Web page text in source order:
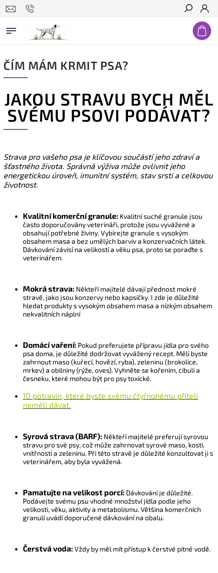
Hledat
ČÍM MÁM KRMIT PSA?
JAKOU STRAVU BYCH MĚL
SVÉMU PSOVI PODÁVAT?
Strava pro vašeho psa je klíčovou součástí jeho zdraví a
šťastného života. Správná výživa může ovlivnit jeho
energetickou úroveň, imunitní systém, stav srsti a celkovou
životnost.
Kvalitní komerční granule: Kvalitní suché granule jsou
často doporučovány veterináři, protože jsou vyvážené a
obsahují potřebné živiny. Vybírejte granule s vysokým
obsahem masa a bez umělých barviv a konzervačních látek.
Dávkování závisí na velikosti a věku psa, proto se poraďte s
veterinářem.
Mokrá strava: Někteří majitelé dávají přednost mokré
stravě, jako jsou konzervy nebo kapsičky. I zde je důležité
hledat produkty s vysokým obsahem masa a nízkým obsahem
nekvalitních náplní
Domácí vaření: Pokud preferujete přípravu jídla pro svého
psa doma, je důležité dodržovat vyvážený recept. Měli byste
zahrnout maso (kuřecí, hovězí, ryba), zeleninu (brokolice,
mrkev) a obilniny (rýže, oves). Vyhněte se kořením, cibuli a
česneku, které mohou být pro psy toxické.
10 potravin, které byste svému čtyřnohému příteli
neměli dávat.
Syrová strava (BARF): Někteří majitelé preferují syrovou
stravu pro své psy, což může zahrnovat syrové maso, kosti,
vnitřnosti a zeleninu. Při této stravě je důležité konzultovat ji s
veterinářem, aby byla vyvážená.
Pamatujte na velikost porcí: Dávkování je důležité.
Podávejte svému psu vhodné množství jídla podle jeho
velikosti, věku, aktivity a metabolismu. Většina komerčních
granulí uvádí doporučené dávkování na obalu.
Čerstvá voda:Vždy by měl mít přístup k čerstvé pitné vodě.